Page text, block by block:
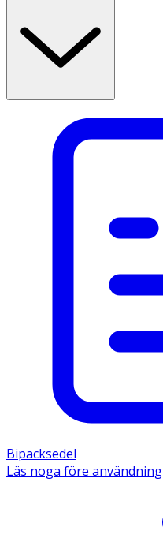
Bipacksedel
Läs noga före användning